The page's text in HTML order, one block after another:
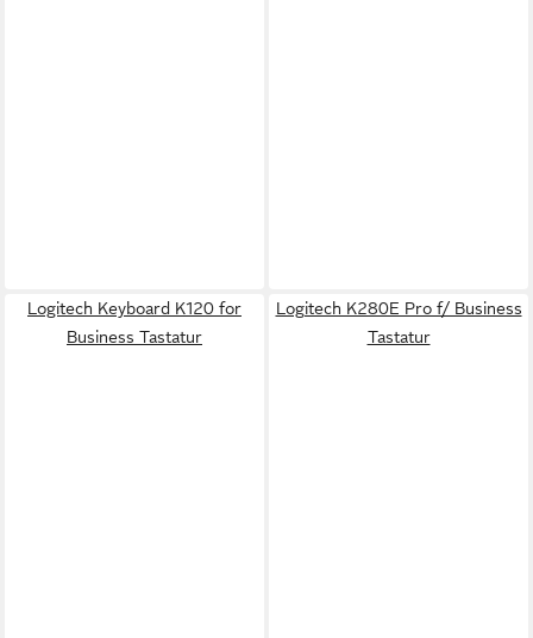
Logitech Keyboard K120 for
Business Tastatur
Logitech K280E Pro f/ Business
Tastatur